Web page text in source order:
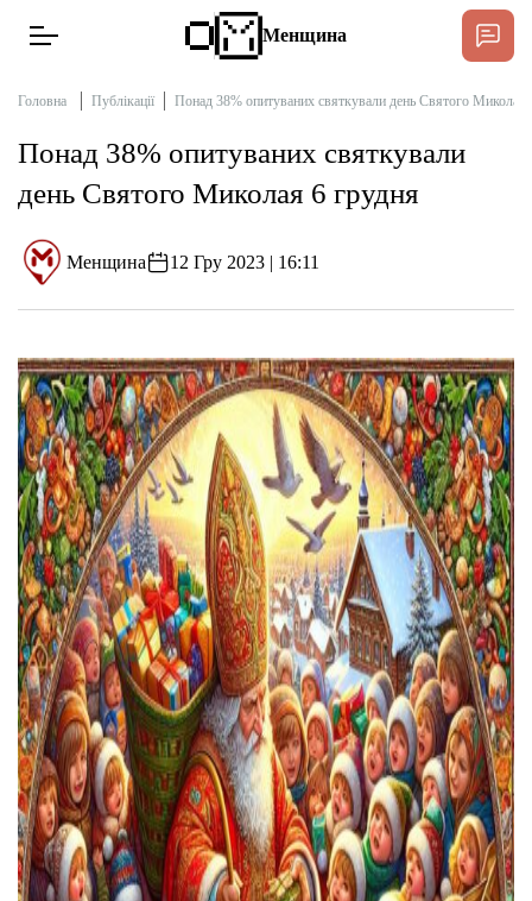
Новини
Інтерв’ю
Публікації
Про нас
Бюджет
Тендери
Довідник
Контакти
Рекламні прайси
Підтримати «місцевих»
Підтримати
Менщина
Головна Публікації Понад 38% опитуваних святкували день Святого Миколая
Понад 38% опитуваних святкували
день Святого Миколая 6 грудня
Менщина 12 Гру 2023 | 16:11